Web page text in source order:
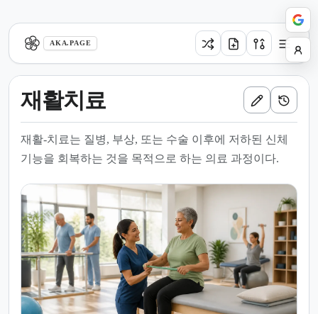
AKA.PAGE
재활치료
재활-치료는 질병, 부상, 또는 수술 이후에 저하된 신체
기능을 회복하는 것을 목적으로 하는 의료 과정이다.